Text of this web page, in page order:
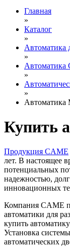
Главная
»
Каталог
»
Автоматика
»
Автоматика
»
»
Автоматика
Купить
Продукция CAME
лет. В настоящее
потенциальных
надежностью,
инновационных
Компания CAME
автоматики для
купить
Установка
автоматических